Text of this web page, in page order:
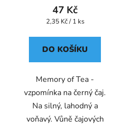
47 Kč
Měrná
2,35 Kč / 1 ks
DO KOŠÍKU
Memory of Tea -
vzpomínka na černý čaj.
Na silný, lahodný a
voňavý. Vůně čajových